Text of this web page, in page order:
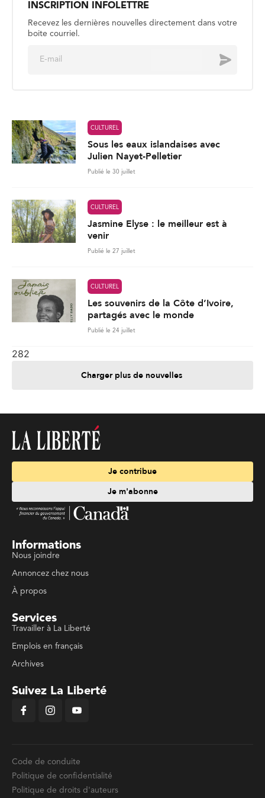
INSCRIPTION INFOLETTRE
Recevez les dernières nouvelles directement dans votre
boite courriel.
Envoyer
CULTUREL
Sous les eaux islandaises avec
Julien Nayet-Pelletier
Publié le 30 juillet
CULTUREL
Jasmine Elyse : le meilleur est à
venir
Publié le 27 juillet
CULTUREL
Les souvenirs de la Côte d’Ivoire,
partagés avec le monde
Publié le 24 juillet
282
Charger plus de nouvelles
Je contribue
Je m'abonne
Informations
Nous joindre
Annoncez chez nous
À propos
Services
Travailler à La Liberté
Emplois en français
Archives
Suivez La Liberté
Code de conduite
Politique de confidentialité
Politique de droits d'auteurs